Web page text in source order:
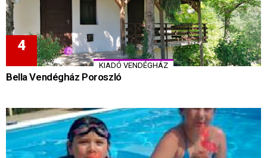
KIADÓ VENDÉGHÁZ
Bella Vendégház Poroszló